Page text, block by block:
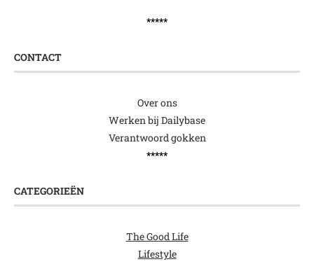
*****
CONTACT
Over ons
Werken bij Dailybase
Verantwoord gokken
*****
CATEGORIEËN
The Good Life
Lifestyle